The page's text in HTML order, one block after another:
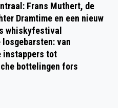
Frans Muthert, de
Dramtime en een nieuw
whiskyfestival
losgebarsten: van
instappers tot
bottelingen fors